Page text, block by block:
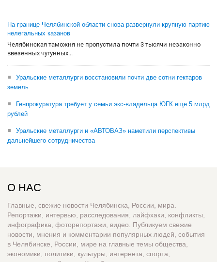
На границе Челябинской области снова развернули крупную партию
нелегальных казанов
Челябинская таможня не пропустила почти 3 тысячи незаконно
ввезенных чугунных...
Уральские металлурги восстановили почти две сотни гектаров
земель
Генпрокуратура требует у семьи экс-владельца ЮГК еще 5 млрд
рублей
Уральские металлурги и «АВТОВАЗ» наметили перспективы
дальнейшего сотрудничества
О НАС
Главные, свежие новости Челябинска, России, мира.
Репортажи, интервью, расследования, лайфхаки, конфликты,
инфографика, фоторепортажи, видео. Публикуем свежие
новости, мнения и комментарии популярных людей, события
в Челябинске, России, мире на главные темы общества,
экономики, политики, культуры, интернета, спорта,